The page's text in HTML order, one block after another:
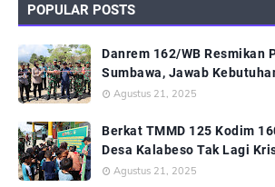
POPULAR POSTS
Danrem 162/WB Resmikan
Sumbawa, Jawab
Agustus 21, 2025
Berkat TMMD 125 Kodim
Desa Kalabeso Tak Lagi
Agustus 21, 2025